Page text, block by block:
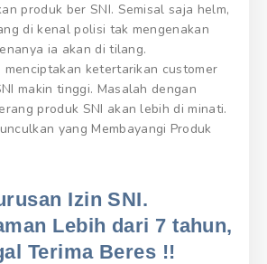
produk ber SNI. Semisal saja helm,
di kenal polisi tak mengenakan
ia akan di tilang.
menciptakan ketertarikan customer
makin tinggi. Masalah dengan
produk SNI akan lebih di minati.
yang Membayangi Produk
Izin SNI.
Lebih dari 7 tahun,
Terima Beres !!